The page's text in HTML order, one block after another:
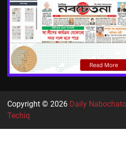
Copyright © 2026 Daily
Techiq